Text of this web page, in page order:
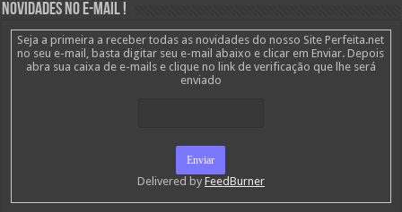
Novidades no E-mail !
Seja a primeira a receber todas as novidades do nosso Site Perfeita.net
no seu e-mail, basta digitar seu e-mail abaixo e clicar em Enviar. Depois
abra sua caixa de e-mails e clique no link de verificação que lhe será
enviado
Delivered by FeedBurner